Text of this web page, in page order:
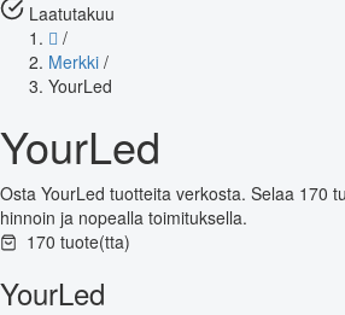
Laatutakuu
/
Merkki /
YourLed
YourLed
Osta YourLed tuotteita verkosta. Selaa 170
hinnoin ja nopealla toimituksella.
170 tuote(tta)
YourLed